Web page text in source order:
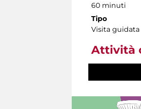
60 minuti
Tipo
Visita guidata
Attività